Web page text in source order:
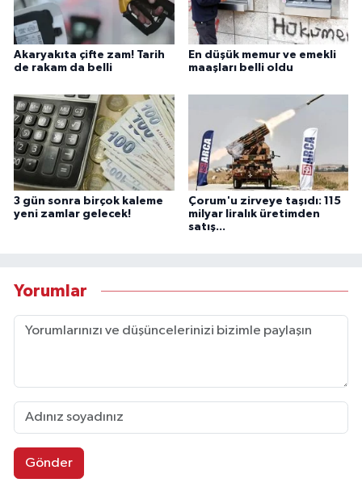
Akaryakıta çifte zam! Tarih
de rakam da belli
En düşük memur ve emekli
maaşları belli oldu
3 gün sonra birçok kaleme
yeni zamlar gelecek!
Çorum'u zirveye taşıdı: 115
milyar liralık üretimden
satış...
Yorumlar
Gönder